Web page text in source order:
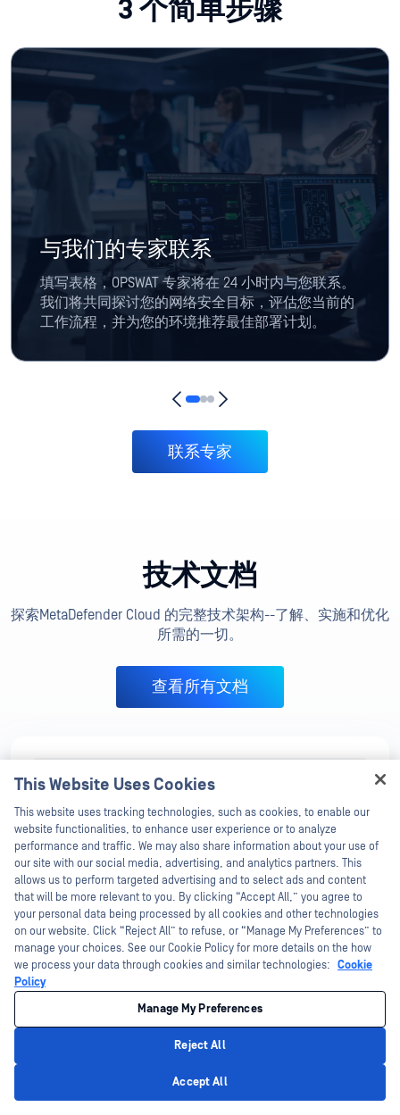
3 个简单步骤
与我们的专家联系
填写表格，OPSWAT 专家将在 24 小时内与您联系。
我们将共同探讨您的网络安全目标，评估您当前的
工作流程，并为您的环境推荐最佳部署计划。
联系专家
技术文档
探索MetaDefender Cloud 的完整技术架构--了解、实施和优化
所需的一切。
查看所有文档
法律
网站政策。
合规性
满足世界各地客户的需求。
部署和使用
集成
与其他OPSWAT 产品和第三方产品的集成指南。
关于如何使用产品的详细文档。
This Website Uses Cookies
This website uses tracking technologies, such as cookies, to enable our
website functionalities, to enhance user experience or to analyze
performance and traffic. We may also share information about your use of
our site with our social media, advertising, and analytics partners. This
allows us to perform targeted advertising and to select ads and content
that will be more relevant to you. By clicking “Accept All,” you agree to
your personal data being processed by all cookies and other technologies
on our website. Click “Reject All” to refuse, or “Manage My Preferences” to
manage your choices. See our Cookie Policy for more details on the how
we process your data through cookies and similar technologies: Cookie
Policy
Manage My Preferences
Reject All
Accept All
Hey there!
I'm Ozzy, your OPSWAT virtual assistant.
How can I help you secure what's critical
today?